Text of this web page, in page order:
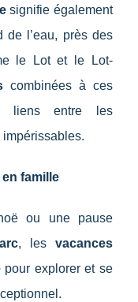
signifie également
de l’eau, près des
le Lot et le Lot-
combinées à ces
liens entre les
famille
ou une pause
, les vacances
pour explorer et se